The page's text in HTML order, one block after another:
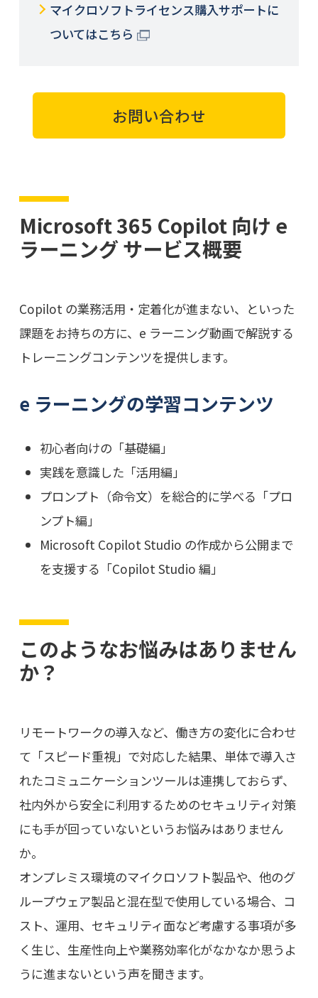
マイクロソフトライセンス購入サポートに
ついてはこちら
お問い合わせ
Microsoft 365 Copilot 向け e
ラーニング サービス概要
Copilot の業務活用・定着化が進まない、といった
課題をお持ちの方に、e ラーニング動画で解説する
トレーニングコンテンツを提供します。
e ラーニングの学習コンテンツ
初心者向けの「基礎編」
実践を意識した「活用編」
プロンプト（命令文）を総合的に学べる「プロ
ンプト編」
Microsoft Copilot Studio の作成から公開まで
を支援する「Copilot Studio 編」
このようなお悩みはありません
か？
リモートワークの導入など、働き方の変化に合わせ
て「スピード重視」で対応した結果、単体で導入さ
れたコミュニケーションツールは連携しておらず、
社内外から安全に利用するためのセキュリティ対策
にも手が回っていないというお悩みはありません
か。
オンプレミス環境のマイクロソフト製品や、他のグ
ループウェア製品と混在型で使用している場合、コ
スト、運用、セキュリティ面など考慮する事項が多
く生じ、生産性向上や業務効率化がなかなか思うよ
うに進まないという声を聞きます。